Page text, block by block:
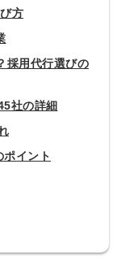
方
採用代行選びの
社の詳細
イント